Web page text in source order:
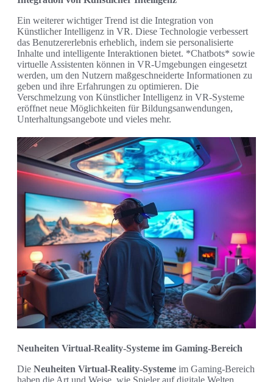
Ein weiterer wichtiger Trend ist die Integration von
Künstlicher Intelligenz in VR. Diese Technologie verbessert
das Benutzererlebnis erheblich, indem sie personalisierte
Inhalte und intelligente Interaktionen bietet. *Chatbots* sowie
virtuelle Assistenten können in VR-Umgebungen eingesetzt
werden, um den Nutzern maßgeschneiderte Informationen zu
geben und ihre Erfahrungen zu optimieren. Die
Verschmelzung von Künstlicher Intelligenz in VR-Systeme
eröffnet neue Möglichkeiten für Bildungsanwendungen,
Unterhaltungsangebote und vieles mehr.
Neuheiten Virtual-Reality-Systeme im Gaming-Bereich
Die Neuheiten Virtual-Reality-Systeme im Gaming-Bereich
haben die Art und Weise, wie Spieler auf digitale Welten